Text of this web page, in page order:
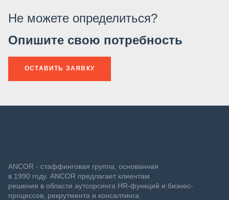
Не можете определиться?
Опишите свою потребность
ОСТАВИТЬ ЗАЯВКУ
ANCOR - стаффинговая группа, основанная
в 1990 году. ANCOR предлагает клиентам
решения в области аутсорсинга HR-функций и бизнес-
процессов, рекрутмента и консалтинга.